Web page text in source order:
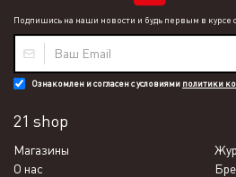
Подпишись на наши новости и будь первым в курсе
Ознакомлен и согласен с условиями политики
21 shop
Магазины
О нас